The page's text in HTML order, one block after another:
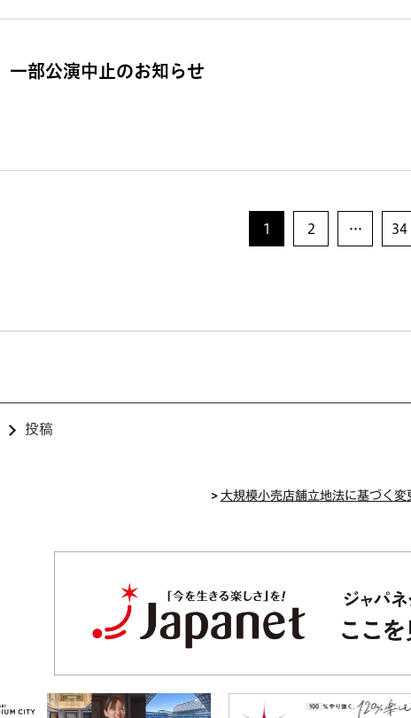
一部公演中止のお知らせ
1 2 … 34
投稿
>大規模小売店舗立地法に基づく